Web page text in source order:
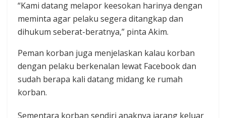
“Kami datang melapor keesokan harinya dengan
meminta agar pelaku segera ditangkap dan
dihukum seberat-beratnya,” pinta Akim.
Peman korban juga menjelaskan kalau korban
dengan pelaku berkenalan lewat Facebook dan
sudah berapa kali datang midang ke rumah
korban.
Sementara korban sendiri anaknya jarang keluar